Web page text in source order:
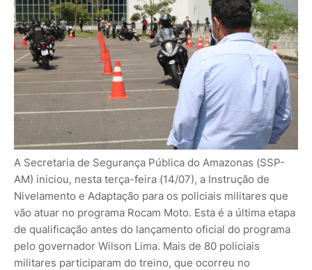
A Secretaria de Segurança Pública do Amazonas (SSP-
AM) iniciou, nesta terça-feira (14/07), a Instrução de
Nivelamento e Adaptação para os policiais militares que
vão atuar no programa Rocam Moto. Esta é a última etapa
de qualificação antes do lançamento oficial do programa
pelo governador Wilson Lima. Mais de 80 policiais
militares participaram do treino, que ocorreu no